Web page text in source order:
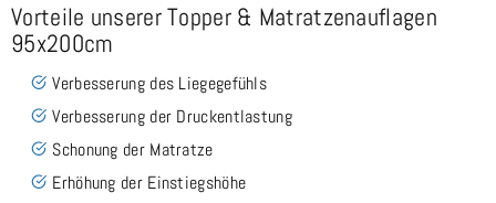
Vorteile unserer Topper & Matratzenauflagen
95x200cm
Verbesserung des Liegegefühls
Verbesserung der Druckentlastung
Schonung der Matratze
Erhöhung der Einstiegshöhe